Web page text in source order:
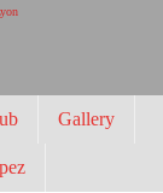
Gallery